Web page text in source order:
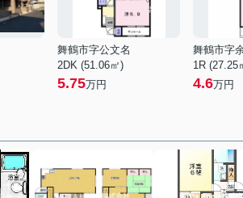
舞鶴市字公文名
2DK (51.06㎡)
5.75万円
舞鶴市字
1R (27.25
4.6万円